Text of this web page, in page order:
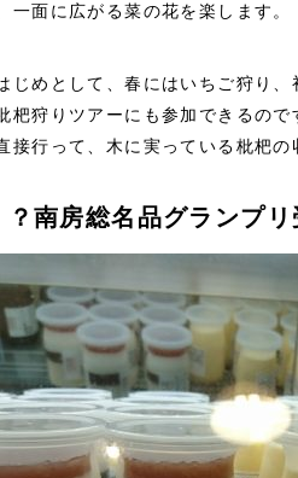
一面に広がる菜の花を楽します。
じめとして、春にはいちご狩り
杷狩りツアーにも参加できるの
接行って、木に実っている枇杷の
？南房総名品グランプ